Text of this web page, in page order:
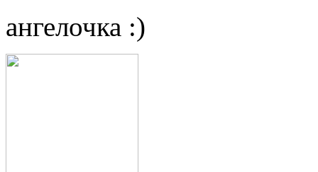
ангелочка :)